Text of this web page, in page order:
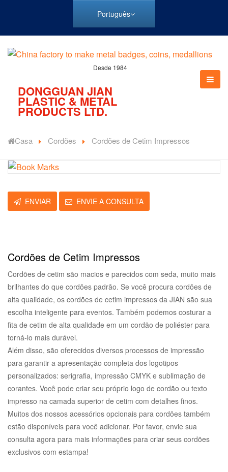
Português
Desde 1984
DONGGUAN JIAN
PLASTIC & METAL
PRODUCTS LTD.
Casa Cordões Cordões de Cetim Impressos
ENVIAR ENVIE A CONSULTA
Cordões de Cetim Impressos
Cordões de cetim são macios e parecidos com seda, muito mais
brilhantes do que cordões padrão. Se você procura cordões de
alta qualidade, os cordões de cetim impressos da JIAN são sua
escolha inteligente para eventos. Também podemos costurar a
fita de cetim de alta qualidade em um cordão de poliéster para
torná-lo mais durável.
Além disso, são oferecidos diversos processos de impressão
para garantir a apresentação completa dos logotipos
personalizados: serigrafia, impressão CMYK e sublimação de
corantes. Você pode criar seu próprio logo de cordão ou texto
impresso na camada superior de cetim com detalhes finos.
Muitos dos nossos acessórios opcionais para cordões também
estão disponíveis para você adicionar. Por favor, envie sua
consulta agora para mais informações para criar seus cordões
exclusivos com estampa!